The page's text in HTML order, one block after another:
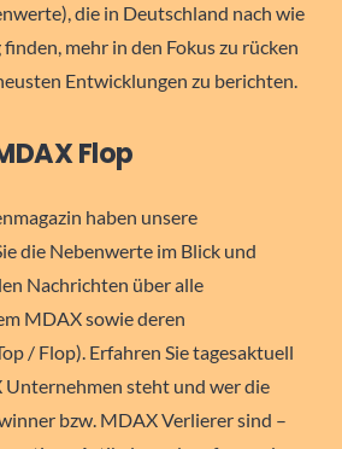
die in Deutschland nach wie
mehr in den Fokus zu rücken
Entwicklungen zu berichten.
Flop
haben unsere
die Nebenwerte im Blick und
Nachrichten über alle
MDAX sowie deren
/ Flop). Erfahren Sie tagesaktuell
Unternehmen steht und wer die
bzw. MDAX Verlierer sind –